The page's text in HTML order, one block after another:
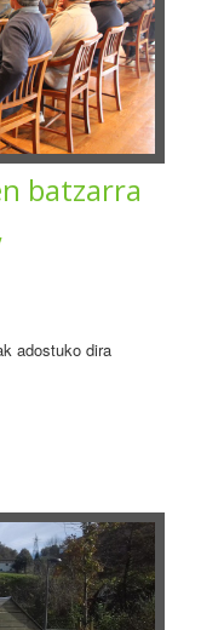
batzarra
adostuko dira